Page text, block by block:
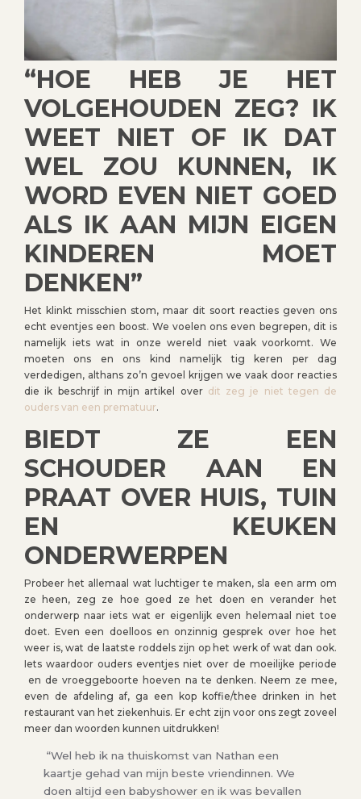
“HOE HEB JE HET
VOLGEHOUDEN ZEG? IK
WEET NIET OF IK DAT
WEL ZOU KUNNEN, IK
WORD EVEN NIET GOED
ALS IK AAN MIJN EIGEN
KINDEREN MOET
DENKEN”
Het klinkt misschien stom, maar dit soort reacties geven ons
echt eventjes een boost. We voelen ons even begrepen, dit is
namelijk iets wat in onze wereld niet vaak voorkomt. We
moeten ons en ons kind namelijk tig keren per dag
verdedigen, althans zo’n gevoel krijgen we vaak door reacties
die ik beschrijf in mijn artikel over dit zeg je niet tegen de
ouders van een prematuur.
BIEDT ZE EEN
SCHOUDER AAN EN
PRAAT OVER HUIS, TUIN
EN KEUKEN
ONDERWERPEN
Probeer het allemaal wat luchtiger te maken, sla een arm om
ze heen, zeg ze hoe goed ze het doen en verander het
onderwerp naar iets wat er eigenlijk even helemaal niet toe
doet. Even een doelloos en onzinnig gesprek over hoe het
weer is, wat de laatste roddels zijn op het werk of wat dan ook.
Iets waardoor ouders eventjes niet over de moeilijke periode
en de vroeggeboorte hoeven na te denken. Neem ze mee,
even de afdeling af, ga een kop koffie/thee drinken in het
restaurant van het ziekenhuis. Er echt zijn voor ons zegt zoveel
meer dan woorden kunnen uitdrukken!
“Wel heb ik na thuiskomst van Nathan een
kaartje gehad van mijn beste vriendinnen. We
doen altijd een babyshower en ik was bevallen